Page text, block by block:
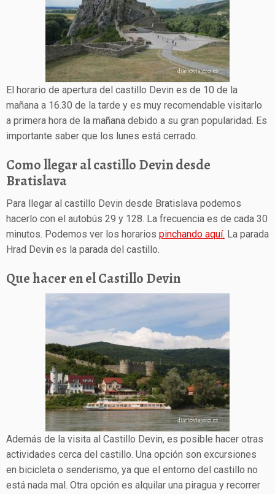
El horario de apertura del castillo Devin es de 10 de la
mañana a 16.30 de la tarde y es muy recomendable visitarlo
a primera hora de la mañana debido a su gran popularidad. Es
importante saber que los lunes está cerrado.
Como llegar al castillo Devin desde
Bratislava
Para llegar al castillo Devin desde Bratislava podemos
hacerlo con el autobús 29 y 128. La frecuencia es de cada 30
minutos. Podemos ver los horarios pinchando aquí. La parada
Hrad Devin es la parada del castillo.
Que hacer en el Castillo Devin
Además de la visita al Castillo Devin, es posible hacer otras
actividades cerca del castillo. Una opción son excursiones
en bicicleta o senderismo, ya que el entorno del castillo no
está nada mal. Otra opción es alquilar una piragua y recorrer